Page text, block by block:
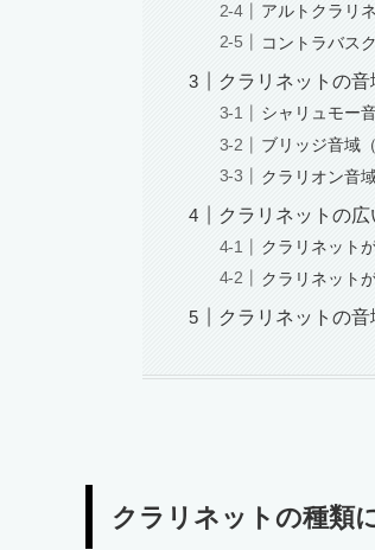
アルトクラリ
コントラバス
クラリネットの
シャリュモー
ブリッジ音域
クラリオン音
クラリネットの
クラリネット
クラリネット
クラリネットの
クラリネットの種類